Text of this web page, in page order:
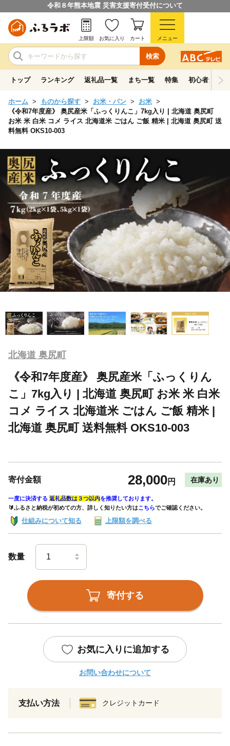
令和８年熊本地震 災害支援寄付受付について
検索
上限額 お気に入り カート メニュー
トップ ランキング 返礼品一覧 まち一覧 特集 初心者ガイド
ホーム ものから探す お米・パン
お米
《令和7年度産》 奥尻産米「ふっくりんこ」7kg入り | 北海道 奥尻町
お米 米 白米 コメ ライス 北海道米 ごはん ご飯 精米 | 北海道 奥尻町 送
料無料 OKS10-003
北海道 奥尻町
《令和7年度産》 奥尻産米「ふっくりん
こ」7kg入り | 北海道 奥尻町 お米 米 白米
コメ ライス 北海道米 ごはん ご飯 精米 |
北海道 奥尻町 送料無料 OKS10-003
寄付金額 28,000円 在庫あり
一度に決済する 返礼品数は３つ以内を推奨しております。
🔰ふるさと納税が初めての方、詳しく知りたい方はこちらでご確認ください。
仕組みについて知る 上限額を調べる
数量
寄付する
お気に入りに追加する
お問い合わせについて
支払い方法 クレジットカード